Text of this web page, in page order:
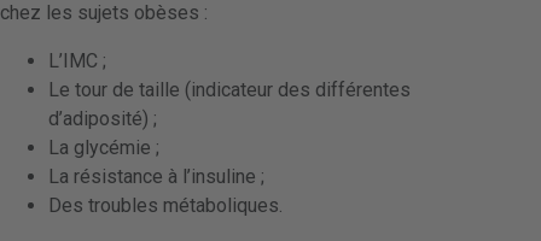
chez les sujets obèses :
L’IMC ;
Le tour de taille (indicateur des différentes
d’adiposité) ;
La glycémie ;
La résistance à l’insuline ;
Des troubles métaboliques.